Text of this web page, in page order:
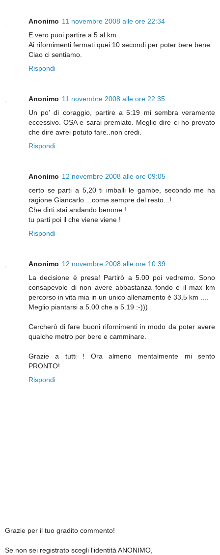
Anonimo 11 novembre 2008 alle ore 22:34
E vero puoi partire a 5 al km .
Ai rifornimenti fermati quei 10 secondi per poter bere bene.
Ciao ci sentiamo.
Rispondi
Anonimo 11 novembre 2008 alle ore 22:35
Un po' di coraggio, partire a 5:19 mi sembra veramente
eccessivo. OSA e sarai premiato. Meglio dire ci ho provato
che dire avrei potuto fare..non credi.
Rispondi
Anonimo 12 novembre 2008 alle ore 09:05
certo se parti a 5,20 ti imballi le gambe, secondo me ha
ragione Giancarlo ...come sempre del resto...!
Che dirti stai andando benone !
tu parti poi il che viene viene !
Rispondi
Anonimo 12 novembre 2008 alle ore 10:39
La decisione è presa! Partirò a 5.00 poi vedremo. Sono
consapevole di non avere abbastanza fondo e il max km
percorso in vita mia in un unico allenamento è 33,5 km ....
Meglio piantarsi a 5.00 che a 5.19 :-)))
Cercherò di fare buoni rifornimenti in modo da poter avere
qualche metro per bere e camminare.
Grazie a tutti ! Ora almeno mentalmente mi sento
PRONTO!
Rispondi
Grazie per il tuo gradito commento!
Se non sei registrato scegli l'identità ANONIMO,